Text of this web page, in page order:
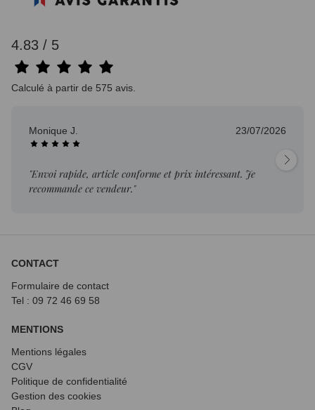
4.83 / 5
Calculé à partir de 575 avis.
Monique J. 23/07/2026
"Envoi rapide, article conforme et prix intéressant. Je
recommande ce vendeur."
CONTACT
Formulaire de contact
Tel : 09 72 46 69 58
MENTIONS
Mentions légales
CGV
Politique de confidentialité
Gestion des cookies